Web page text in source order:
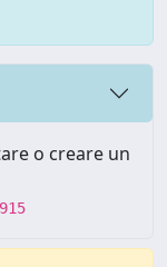
o creare un